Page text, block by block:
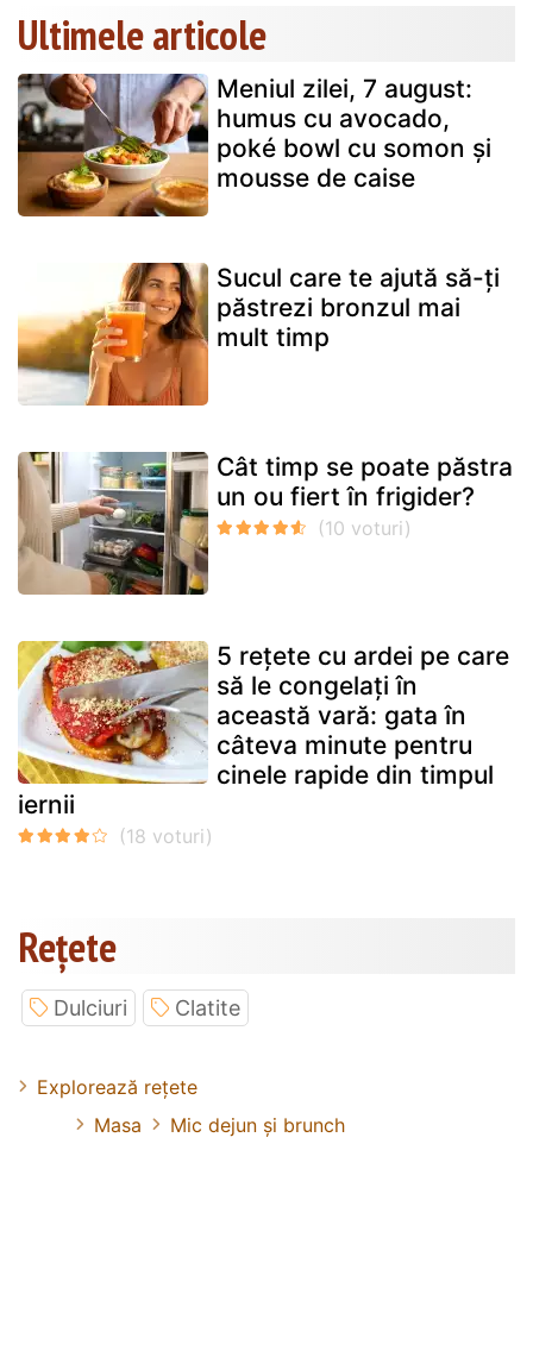
Ultimele articole
Meniul zilei, 7 august:
humus cu avocado,
poké bowl cu somon și
mousse de caise
Sucul care te ajută să-ți
păstrezi bronzul mai
mult timp
Cât timp se poate păstra
un ou fiert în frigider?
5 rețete cu ardei pe care
să le congelați în
această vară: gata în
câteva minute pentru
cinele rapide din timpul
iernii
Rețete
Dulciuri Clatite
Explorează rețete
Masa
Mic dejun și brunch